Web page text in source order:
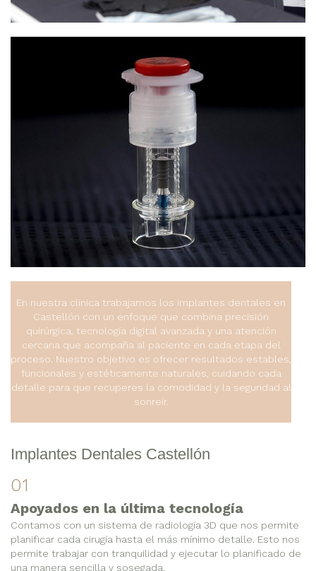
En nuestra clínica trabajamos los implantes dentales en
Castellón con un enfoque que combina precisión
quirúrgica, tecnología digital avanzada y una atención
cercana que acompaña al paciente en cada etapa del
proceso. Nuestro objetivo es ofrecer resultados estables,
funcionales y estéticamente naturales, cuidando cada
detalle para que recuperes la comodidad y la seguridad al
sonreír.
Implantes Dentales Castellón
01
Apoyados en la última tecnología
Contamos con un sistema de radiología 3D que nos permite
planificar cada cirugía hasta el más mínimo detalle. Esto nos
permite trabajar con tranquilidad y ejecutar lo planificado de
una manera sencilla y sosegada.